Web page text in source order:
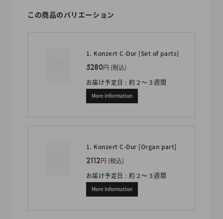
この商品のバリエーション
1. Konzert C-Dur [Set of parts]
5280円 (税込)
お届け予定日 : 約２〜３週間
More Information
1. Konzert C-Dur [Organ part]
2112円 (税込)
お届け予定日 : 約２〜３週間
More Information